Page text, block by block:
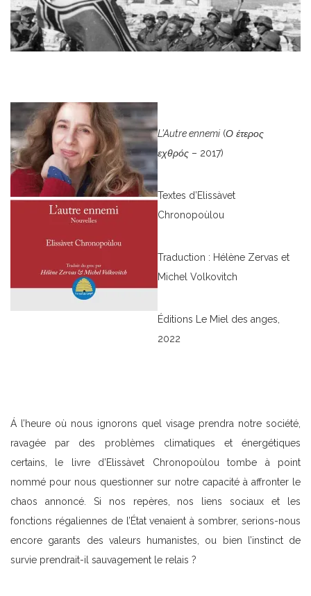
L’Autre ennemi (Ο έτερος
εχθρός – 2017)
Textes d’Elissàvet
Chronopoùlou
Traduction : Hélène Zervas et
Michel Volkovitch
Éditions Le Miel des anges,
2022
Á l’heure où nous ignorons quel visage prendra notre société,
ravagée par des problèmes climatiques et énergétiques
certains, le livre d’Elissàvet Chronopoùlou tombe à point
nommé pour nous questionner sur notre capacité à affronter le
chaos annoncé. Si nos repères, nos liens sociaux et les
fonctions régaliennes de l’État venaient à sombrer, serions-nous
encore garants des valeurs humanistes, ou bien l’instinct de
survie prendrait-il sauvagement le relais ?